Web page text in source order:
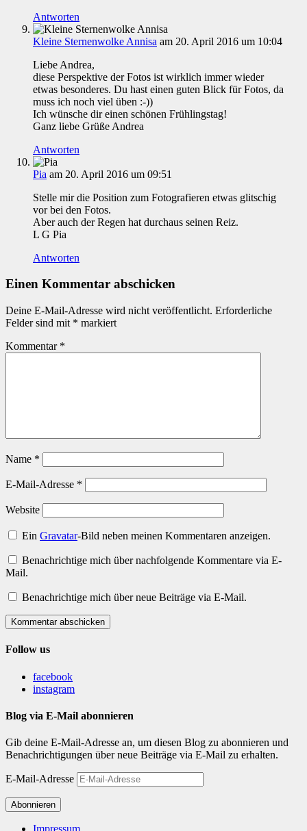
Antworten
Kleine Sternenwolke Annisa am 20. April 2016 um 10:04
Liebe Andrea,
diese Perspektive der Fotos ist wirklich immer wieder
etwas besonderes. Du hast einen guten Blick für Fotos, da
muss ich noch viel üben :-))
Ich wünsche dir einen schönen Frühlingstag!
Ganz liebe Grüße Andrea
Antworten
Pia am 20. April 2016 um 09:51
Stelle mir die Position zum Fotografieren etwas glitschig
vor bei den Fotos.
Aber auch der Regen hat durchaus seinen Reiz.
L G Pia
Antworten
Einen Kommentar abschicken
Deine E-Mail-Adresse wird nicht veröffentlicht. Erforderliche
Felder sind mit * markiert
Kommentar *
Name *
E-Mail-Adresse *
Website
EinGravatar-Bild neben meinen Kommentaren anzeigen.
Benachrichtige mich über nachfolgende Kommentare via E-
Mail.
Benachrichtige mich über neue Beiträge via E-Mail.
Kommentar abschicken
Follow us
facebook
instagram
Blog via E-Mail abonnieren
Gib deine E-Mail-Adresse an, um diesen Blog zu abonnieren und
Benachrichtigungen über neue Beiträge via E-Mail zu erhalten.
E-Mail-Adresse
Abonnieren